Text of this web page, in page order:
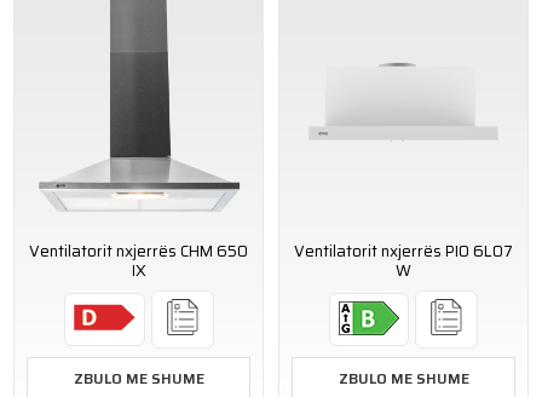
Ventilatorit nxjerrës CHM 650
IX
ZBULO ME SHUME
Ventilatorit nxjerrës PIO 6L07
W
ZBULO ME SHUME